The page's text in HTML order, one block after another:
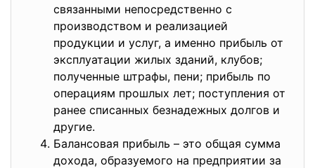
связанными непосредственно с
производством и реализацией
продукции и услуг, а именно прибыль от
эксплуатации жилых зданий, клубов;
полученные штрафы, пени; прибыль по
операциям прошлых лет; поступления от
ранее списанных безнадежных долгов и
другие.
Балансовая прибыль – это общая сумма
дохода, образуемого на предприятии за